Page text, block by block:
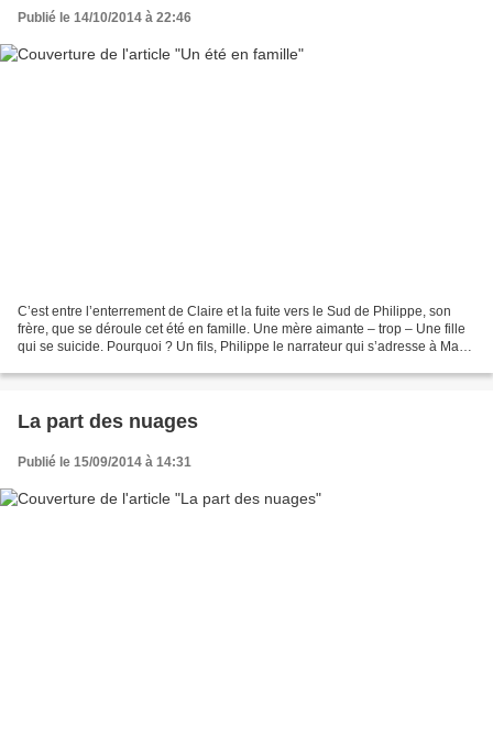
Publié le 14/10/2014 à 22:46
C’est entre l’enterrement de Claire et la fuite vers le Sud de Philippe, son
frère, que se déroule cet été en famille. Une mère aimante – trop – Une fille
qui se suicide. Pourquoi ? Un fils, Philippe le narrateur qui s’adresse à Marie
La part des nuages
Publié le 15/09/2014 à 14:31